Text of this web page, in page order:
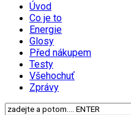
Úvod
Co je to
Energie
Glosy
Před nákupem
Testy
Všehochuť
Zprávy